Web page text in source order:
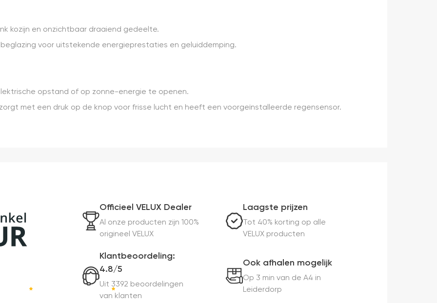
kozijn en onzichtbaar draaiend gedeelte.
voor uitstekende energieprestaties en geluiddemping.
opstand of op zonne-energie te openen.
met een druk op de knop voor frisse lucht en heeft een voorgeïnstalleerde regensensor.
Officieel VELUX Dealer
Al onze producten zijn 100%
origineel VELUX
Laagste prijzen
Tot 40% korting op alle
VELUX producten
Klantbeoordeling:
4.8/5
Uit 3392 beoordelingen
van klanten
Ook afhalen mogelijk
Op 3 min van de A4 in
Leiderdorp